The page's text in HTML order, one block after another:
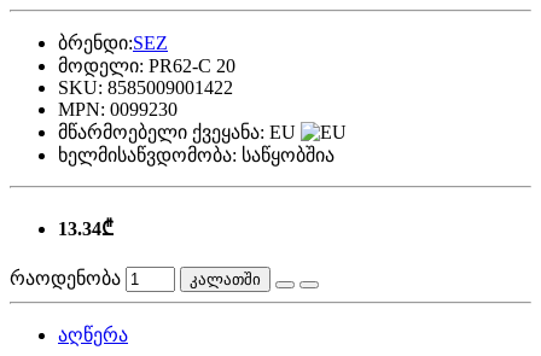
ბრენდი:SEZ
მოდელი: PR62-C 20
SKU: 8585009001422
MPN: 0099230
მწარმოებელი ქვეყანა: EU
ხელმისაწვდომობა: საწყობშია
13.34₾
რაოდენობა კალათში
აღწერა